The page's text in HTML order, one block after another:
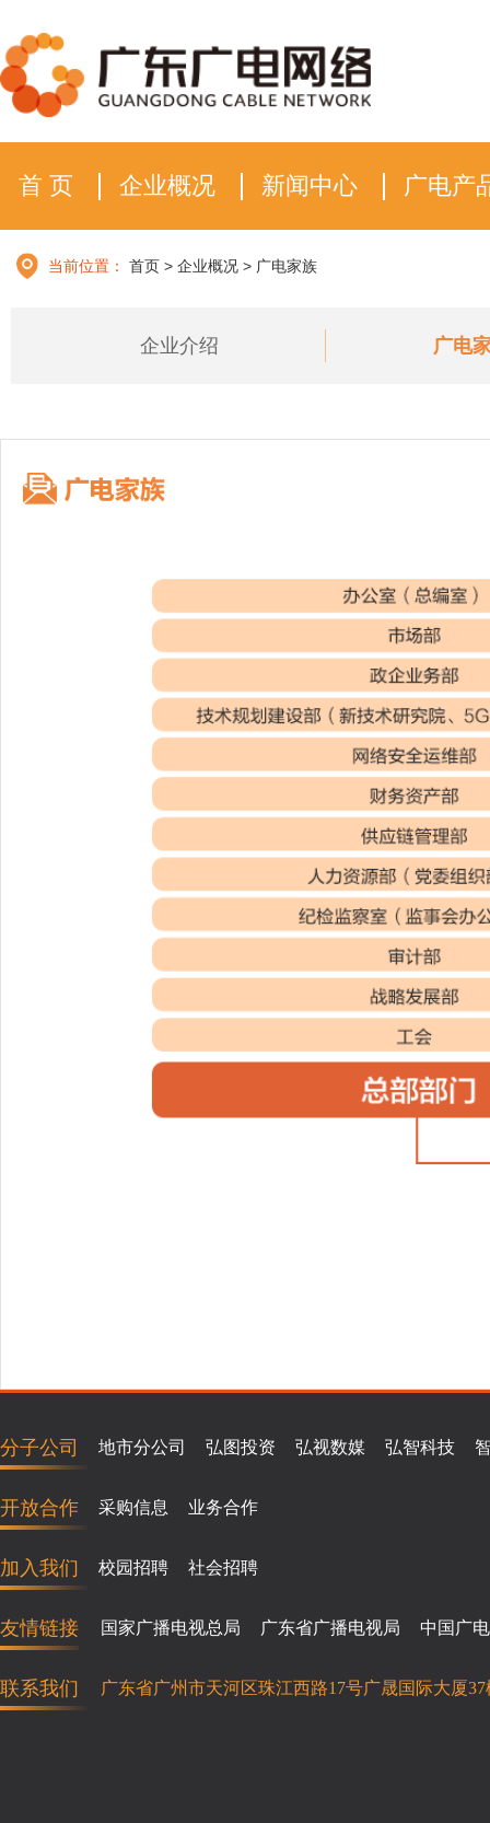
首 页 企业概况 新闻中心 广电产
当前位置： 首页 > 企业概况 > 广电家族
企业介绍 广电
分子公司 地市分公司 弘图投资 弘视数媒 弘智科技
开放合作 采购信息 业务合作
加入我们 校园招聘 社会招聘
友情链接 国家广播电视总局 广东省广播电视局 中国广电
联系我们 广东省广州市天河区珠江西路17号广晟国际大厦37